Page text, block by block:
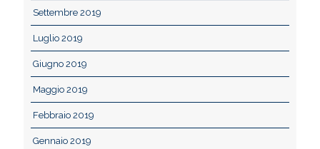
Settembre 2019
Luglio 2019
Giugno 2019
Maggio 2019
Febbraio 2019
Gennaio 2019